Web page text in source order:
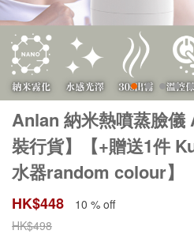
Anlan 納米熱噴蒸臉儀
裝行貨】【+贈送1件
水器random colour】
HK$448 10 % off
HK$498